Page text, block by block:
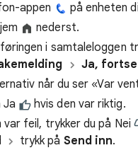
appen
på enheten
nederst.
i samtaleloggen
Ja,
når du ser «Var
Ja
hvis den var riktig.
var feil, trykker du på Nei
trykk på Send inn.